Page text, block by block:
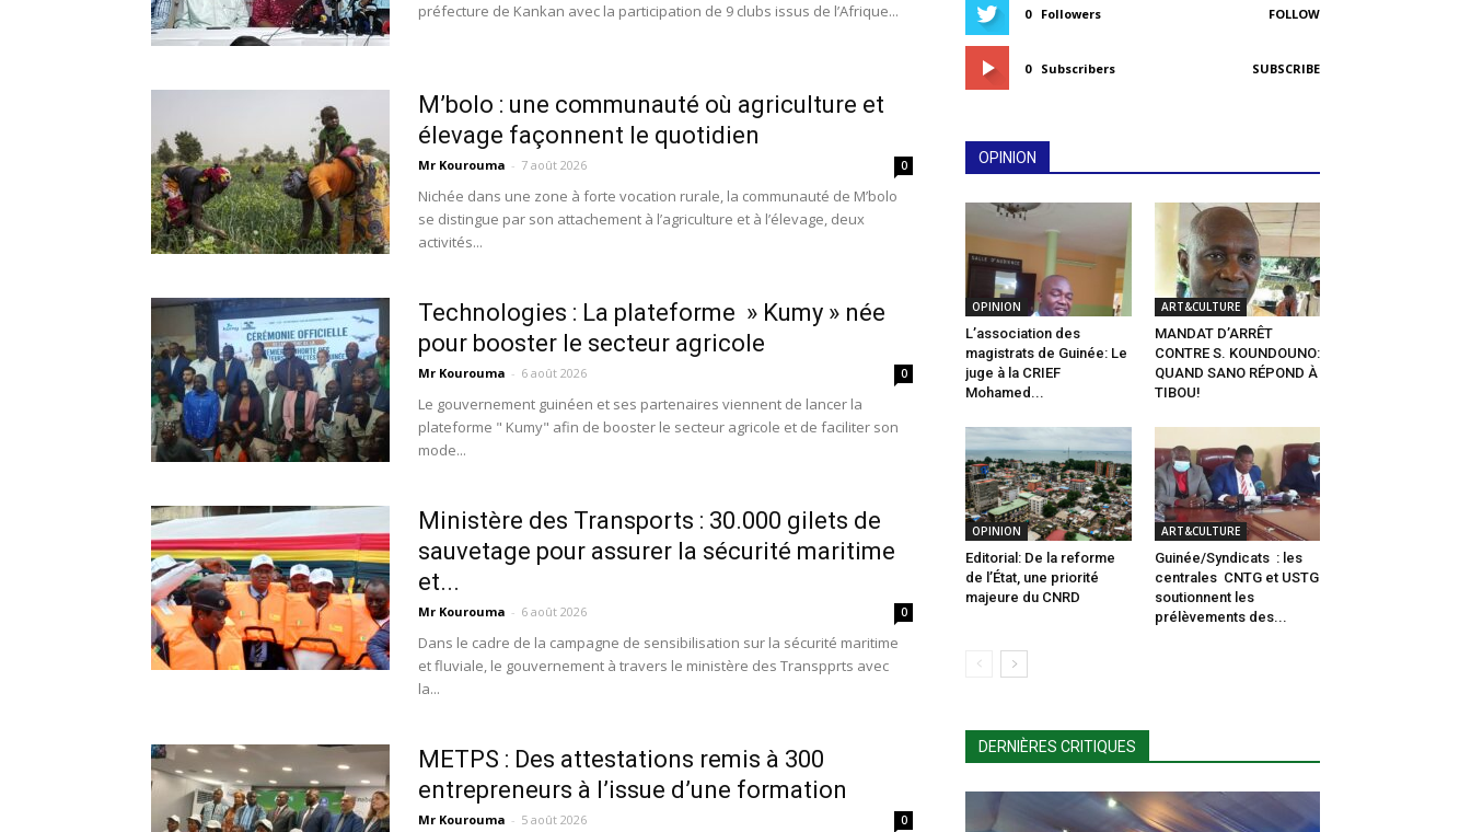
préfecture de Kankan avec la participation de 9 clubs issus de l’Afrique...
M’bolo : une communauté où agriculture et
élevage façonnent le quotidien
Mr Kourouma - 7 août 2026 0
Nichée dans une zone à forte vocation rurale, la communauté de M’bolo
se distingue par son attachement à l’agriculture et à l’élevage, deux
activités...
Technologies : La plateforme » Kumy » née
pour booster le secteur agricole
Mr Kourouma - 6 août 2026 0
Le gouvernement guinéen et ses partenaires viennent de lancer la
plateforme " Kumy" afin de booster le secteur agricole et de faciliter son
mode...
Ministère des Transports : 30.000 gilets de
sauvetage pour assurer la sécurité maritime
et...
Mr Kourouma - 6 août 2026 0
Dans le cadre de la campagne de sensibilisation sur la sécurité maritime
et fluviale, le gouvernement à travers le ministère des Transpprts avec
la...
METPS : Des attestations remis à 300
entrepreneurs à l’issue d’une formation
Mr Kourouma - 5 août 2026 0
0 Followers FOLLOW
0 Subscribers SUBSCRIBE
OPINION
OPINION
L’association des
magistrats de Guinée: Le
juge à la CRIEF
Mohamed...
ART&CULTURE
MANDAT D’ARRÊT
CONTRE S. KOUNDOUNO:
QUAND SANO RÉPOND À
TIBOU!
OPINION
Editorial: De la reforme
de l’État, une priorité
majeure du CNRD
ART&CULTURE
Guinée/Syndicats : les
centrales CNTG et USTG
soutionnent les
prélèvements des...
DERNIÈRES CRITIQUES